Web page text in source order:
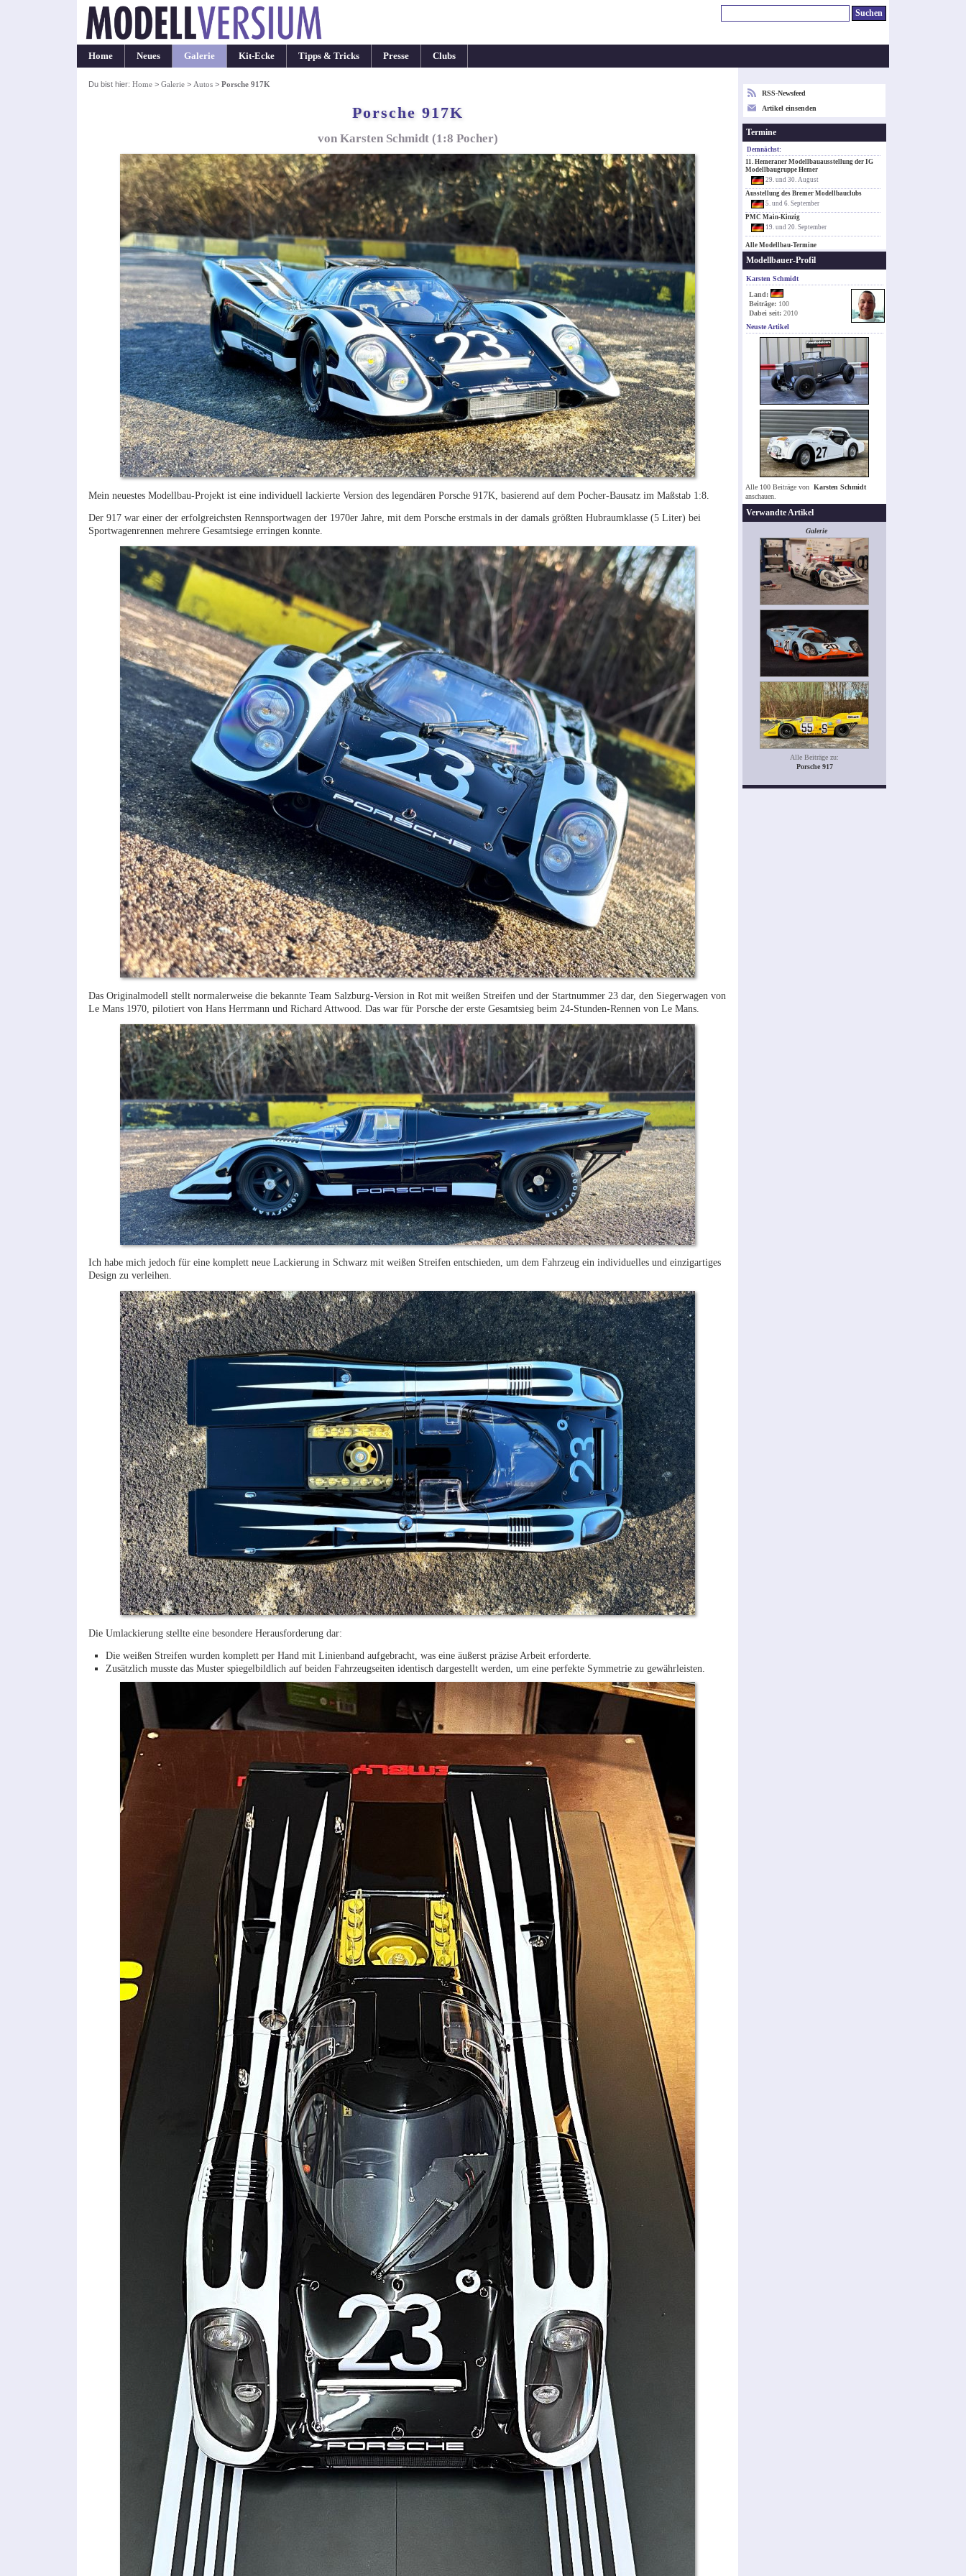
Home Neues Galerie Kit-Ecke Tipps & Tricks Presse Clubs
Du bist hier: Home> Galerie> Autos> Porsche 917K
Porsche 917K
von Karsten Schmidt (1:8 Pocher)
Mein neuestes Modellbau-Projekt ist eine individuell lackierte Version des legendären Porsche 917K, basierend auf dem Pocher-Bausatz im Maßstab 1:8.
Der 917 war einer der erfolgreichsten Rennsportwagen der 1970er Jahre, mit dem Porsche erstmals in der damals größten Hubraumklasse (5 Liter) bei
Sportwagenrennen mehrere Gesamtsiege erringen konnte.
Das Originalmodell stellt normalerweise die bekannte Team Salzburg-Version in Rot mit weißen Streifen und der Startnummer 23 dar, den Siegerwagen von
Le Mans 1970, pilotiert von Hans Herrmann und Richard Attwood. Das war für Porsche der erste Gesamtsieg beim 24-Stunden-Rennen von Le Mans.
Ich habe mich jedoch für eine komplett neue Lackierung in Schwarz mit weißen Streifen entschieden, um dem Fahrzeug ein individuelles und einzigartiges
Design zu verleihen.
Die Umlackierung stellte eine besondere Herausforderung dar:
Die weißen Streifen wurden komplett per Hand mit Linienband aufgebracht, was eine äußerst präzise Arbeit erforderte.
Zusätzlich musste das Muster spiegelbildlich auf beiden Fahrzeugseiten identisch dargestellt werden, um eine perfekte Symmetrie zu gewährleisten.
RSS-Newsfeed
Artikel einsenden
Termine
Demnächst:
11. Hemeraner Modellbauausstellung der IG
Modellbaugruppe Hemer
29. und 30. August
Ausstellung des Bremer Modellbauclubs
5. und 6. September
PMC Main-Kinzig
19. und 20. September
Alle Modellbau-Termine
Modellbauer-Profil
Karsten Schmidt
Land:
Beiträge: 100
Dabei seit: 2010
Neuste Artikel
Alle 100 Beiträge von Karsten Schmidt
anschauen.
Verwandte Artikel
Galerie
Alle Beiträge zu:
Porsche 917